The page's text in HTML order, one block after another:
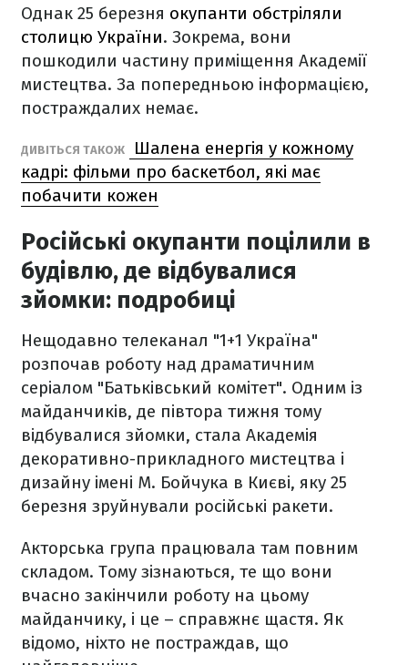
Однак 25 березня окупанти обстріляли
столицю України. Зокрема, вони
пошкодили частину приміщення Академії
мистецтва. За попередньою інформацією,
постраждалих немає.
ДИВІТЬСЯ ТАКОЖ
Шалена енергія у кожному
кадрі: фільми про баскетбол, які має
побачити кожен
Російські окупанти поцілили в
будівлю, де відбувалися
зйомки: подробиці
Нещодавно телеканал "1+1 Україна"
розпочав роботу над драматичним
серіалом "Батьківський комітет". Одним із
майданчиків, де півтора тижня тому
відбувалися зйомки, стала Академія
декоративно-прикладного мистецтва і
дизайну імені М. Бойчука в Києві, яку 25
березня зруйнували російські ракети.
Акторська група працювала там повним
складом. Тому зізнаються, те що вони
вчасно закінчили роботу на цьому
майданчику, і це – справжнє щастя. Як
відомо, ніхто не постраждав, що